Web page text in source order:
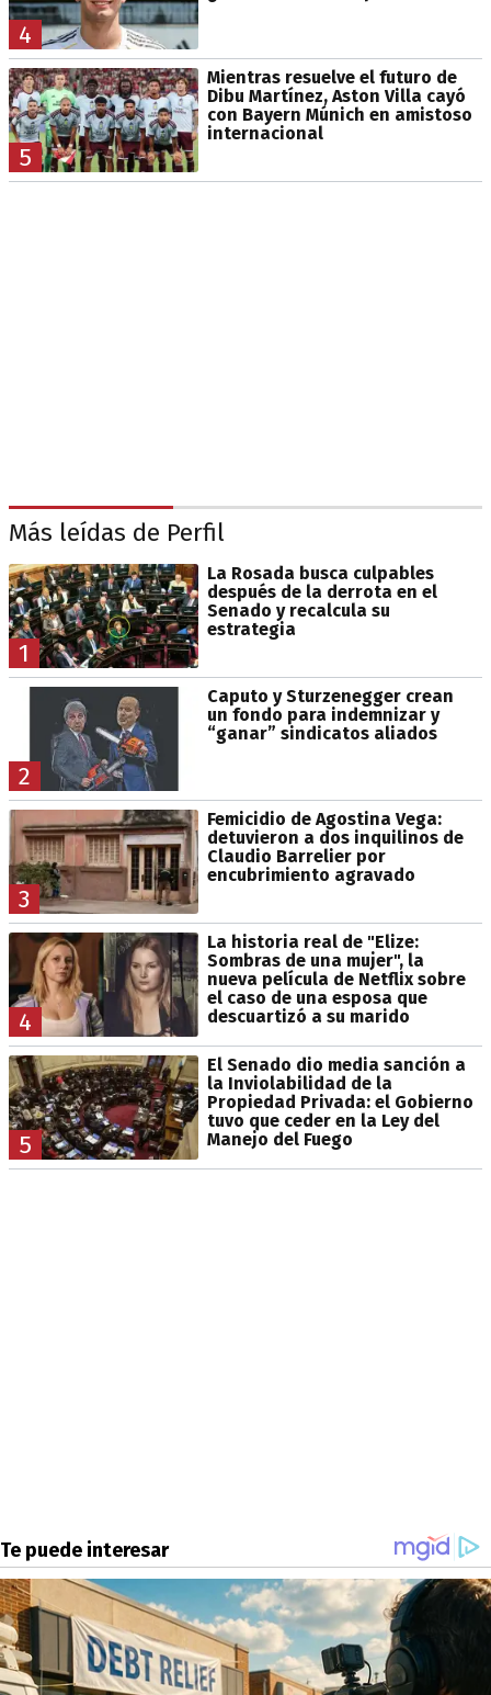
4
5
Mientras resuelve el futuro de
Dibu Martínez, Aston Villa cayó
con Bayern Múnich en amistoso
internacional
Más leídas de Perfil
1
La Rosada busca culpables
después de la derrota en el
Senado y recalcula su
estrategia
2
Caputo y Sturzenegger crean
un fondo para indemnizar y
“ganar” sindicatos aliados
3
Femicidio de Agostina Vega:
detuvieron a dos inquilinos de
Claudio Barrelier por
encubrimiento agravado
4
La historia real de "Elize:
Sombras de una mujer", la
nueva película de Netflix sobre
el caso de una esposa que
descuartizó a su marido
5
El Senado dio media sanción a
la Inviolabilidad de la
Propiedad Privada: el Gobierno
tuvo que ceder en la Ley del
Manejo del Fuego